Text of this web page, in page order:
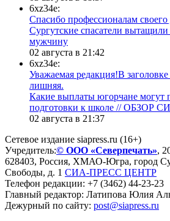
6xz34e:
Спасибо профессионалам своего
Сургутские спасатели
мужчину
02 августа в 21:42
6xz34e:
Уважаемая редакция!В
лишняя.
Какие выплаты югорчане могут
подготовки к школе // ОБЗОР
02 августа в 21:37
Сетевое издание siapress.ru (16+)
Учредитель:© ООО «Северпечать»,
628403, Россия, ХМАО-Югра, город
Свободы, д. 1 СИА-ПРЕСС ЦЕНТР
Телефон редакции: +7 (3462) 44-23-23
Главный редактор: Латипова Юлия
Дежурный по сайту: post@siapress.ru